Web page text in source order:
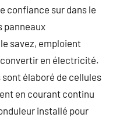
confiance sur dans le
panneaux
savez, emploient
convertir en électricité.
élaboré de cellules
en courant continu
installé pour